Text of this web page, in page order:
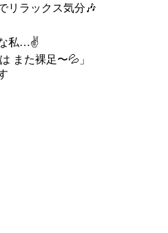
リラックス気分🎶
な私…✌️
また裸足〜💦」